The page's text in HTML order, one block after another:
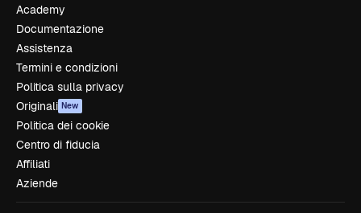
Academy
Documentazione
Assistenza
Termini e condizioni
Politica sulla privacy
Originali New
Politica dei cookie
Centro di fiducia
Affiliati
Aziende